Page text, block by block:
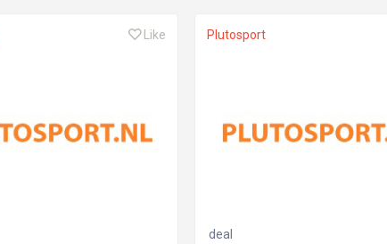
Like Plutosport
deal